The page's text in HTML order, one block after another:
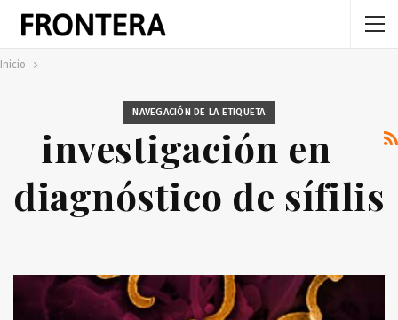
Inicio
NAVEGACIÓN DE LA ETIQUETA
investigación en
diagnóstico de sífilis